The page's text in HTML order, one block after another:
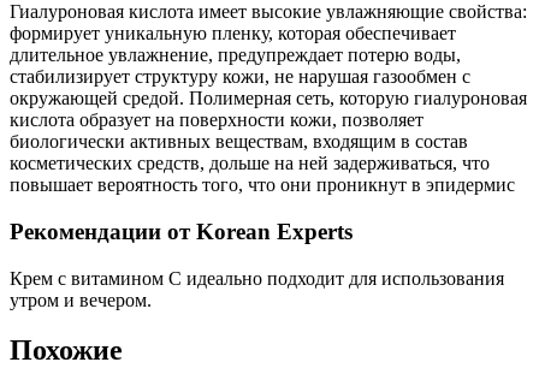
Гиалуроновая кислота имеет высокие увлажняющие свойства:
формирует уникальную пленку, которая обеспечивает
длительное увлажнение, предупреждает потерю воды,
стабилизирует структуру кожи, не нарушая газообмен с
окружающей средой. Полимерная сеть, которую гиалуроновая
кислота образует на поверхности кожи, позволяет
биологически активных веществам, входящим в состав
косметических средств, дольше на ней задерживаться, что
повышает вероятность того, что они проникнут в эпидермис
Рекомендации от Korean Experts
Крем с витамином С идеально подходит для использования
утром и вечером.
Похожие